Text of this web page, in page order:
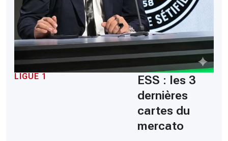
LIGUE 1
ESS : les 3
dernières
cartes du
mercato